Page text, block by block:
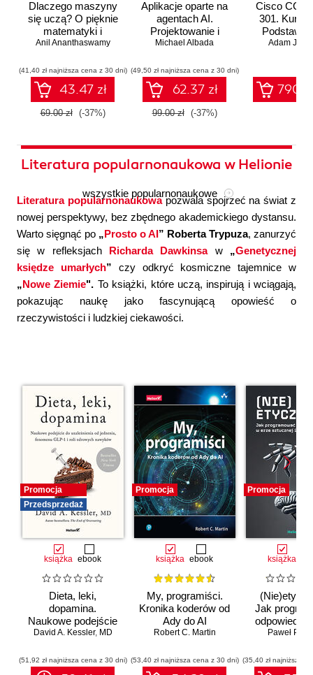
Dlaczego maszyny
się uczą? O pięknie
matematyki i
działaniu
sztucznej
Anil Ananthaswamy
(41,40 zł najniższa cena z 30 dni)
43.47 zł
69.00 zł (-37%)
Aplikacje oparte na
agentach AI.
Projektowanie i
wdrażanie
wieloagentowych
Michael Albada
(49,50 zł najniższa cena z 30 dni)
62.37 zł
99.00 zł (-37%)
Cisco
301. Kurs
Podstawy
Adam
Literatura popularnonaukowa w Helionie
Literatura popularnonaukowapozwala spojrzeć na świat z
nowej perspektywy, bez zbędnego akademickiego dystansu.
Warto sięgnąć po „Prosto o AI” Roberta Trypuza, zanurzyć
się w refleksjach Richarda Dawkinsaw „Genetycznej
księdze umarłych” czy odkryć kosmiczne tajemnice w
„Nowe Ziemie". To książki, które uczą, inspirują i wciągają,
pokazując naukę jako fascynującą opowieść o
rzeczywistości i ludzkiej ciekawości.
wszystkie popularnonaukowe
Promocja
Przedsprzedaż
książka ebook
Dieta, leki,
dopamina.
Naukowe podejście
do uzależnienia od
GLP-1 i roli
zdrowych nawyków
David A. Kessler, MD
(51,92 zł najniższa cena z 30 dni)
Promocja
książka ebook
My, programiści.
Kronika koderów od
Ady do AI
Robert C. Martin
(53,40 zł najniższa cena z 30 dni)
Promocja
książka
Jak
erze
Paweł
(35,40 zł najniższa